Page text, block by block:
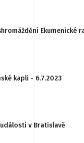
kapli - 6.7.2023
v Bratislavě